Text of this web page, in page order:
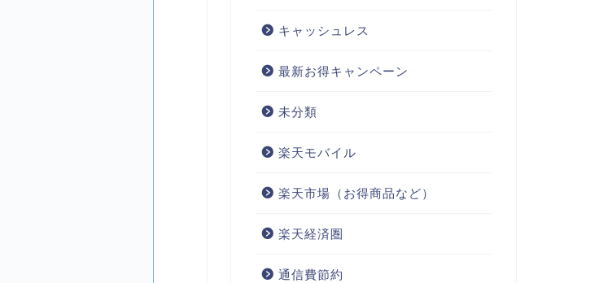
キャッシュレス
最新お得キャンペーン
未分類
楽天モバイル
楽天市場（お得商品など）
楽天経済圏
通信費節約